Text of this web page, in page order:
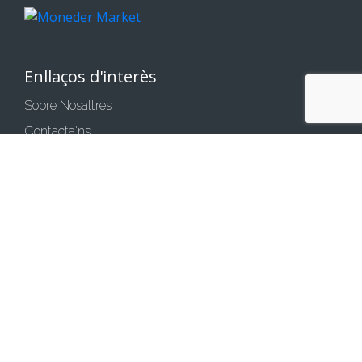
Enllaços d'interès
Sobre Nosaltres
Contacta'ns